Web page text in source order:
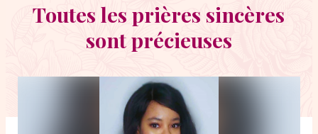
Actus au féminin
Chroniques
Dossiers
Toutes les prières sincères
sont précieuses